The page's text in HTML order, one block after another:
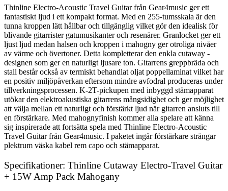
Thinline Electro-Acoustic Travel Guitar från Gear4music ger ett
fantastiskt ljud i ett kompakt format. Med en 255-tumsskala är den
tunna kroppen lätt hållbar och tillgänglig vilket gör den idealisk för
blivande gitarrister gatumusikanter och resenärer. Granlocket ger ett
ljust ljud medan halsen och kroppen i mahogny ger otroliga nivåer
av värme och övertoner. Detta kompletterar den enkla cutaway -
designen som ger en naturligt ljusare ton. Gitarrens greppbräda och
stall består också av termiskt behandlat oljat poppellaminat vilket har
en positiv miljöpåverkan eftersom mindre avfodral produceras under
tillverkningsprocessen. K-2T-pickupen med inbyggd stämapparat
utökar den elektroakustiska gitarrens mångsidighet och ger möjlighet
att välja mellan ett naturligt och förstärkt ljud när gitarren ansluts till
en förstärkare. Med mahognyfinish kommer alla spelare att känna
sig inspirerade att fortsätta spela med Thinline Electro-Acoustic
Travel Guitar från Gear4music. I paketet ingår förstärkare strängar
plektrum väska kabel rem capo och stämapparat.
Specifikationer: Thinline Cutaway Electro-Travel Guitar
+ 15W Amp Pack Mahogany